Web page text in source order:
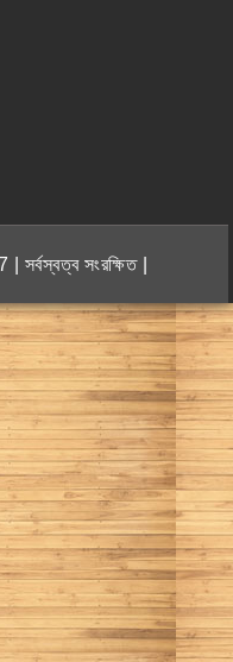
সংরক্ষিত |